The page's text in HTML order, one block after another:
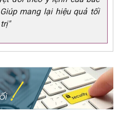
mang lại hiệu quả tối